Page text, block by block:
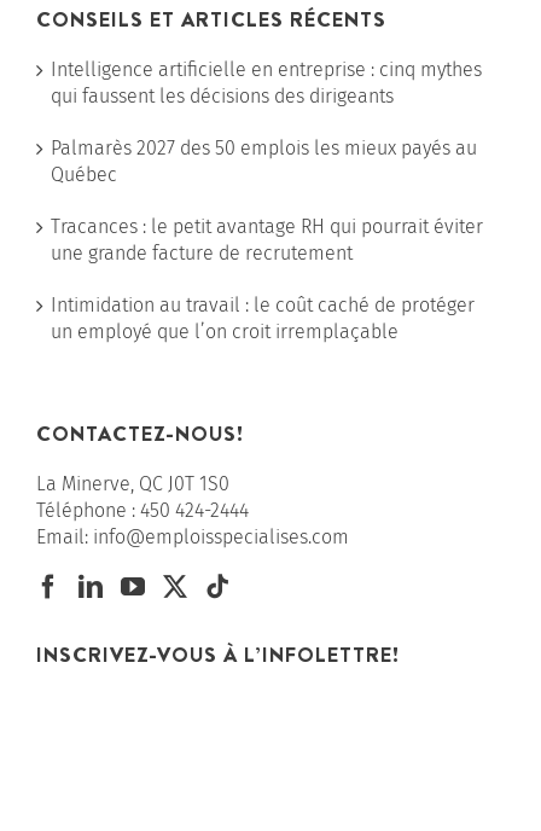
CONSEILS ET ARTICLES RÉCENTS
Intelligence artificielle en entreprise : cinq mythes
qui faussent les décisions des dirigeants
Palmarès 2027 des 50 emplois les mieux payés au
Québec
Tracances : le petit avantage RH qui pourrait éviter
une grande facture de recrutement
Intimidation au travail : le coût caché de protéger
un employé que l’on croit irremplaçable
CONTACTEZ-NOUS!
La Minerve, QC J0T 1S0
Téléphone : 450 424-2444
Email: info@emploisspecialises.com
INSCRIVEZ-VOUS À L’INFOLETTRE!